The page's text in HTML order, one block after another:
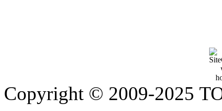
Copyright © 2009-2025